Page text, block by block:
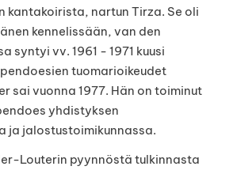
kantakoirista, nartun Tirza. Se oli
kennelissään, van den
syntyi vv. 1961 - 1971 kuusi
tuomarioikeudet
sai vuonna 1977. Hän on toiminut
yhdistyksen
ja jalostustoimikunnassa.
Louterin pyynnöstä tulkinnasta